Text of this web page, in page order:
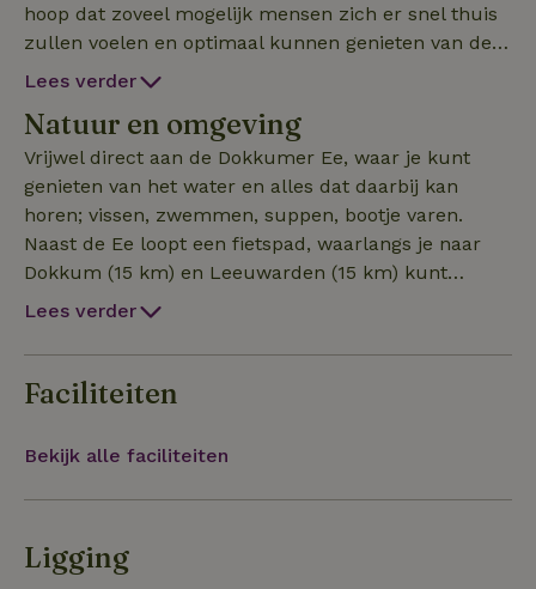
hoop dat zoveel mogelijk mensen zich er snel thuis
zullen voelen en optimaal kunnen genieten van de
rust die deze plaats biedt. Indeling De keuken is van
koelkast voorzien van een klein vriesvak, een
combioven (met magnetronfunctie) en een
vaatwasser. Voor het slapen (op de bovenverdieping)
is gekozen voor 2 eenpersoons bedden, die
desgewenst aan elkaar geschoven kunnen worden.
De badkamer is voorzien van een toilet, wastafel en
een douchecabine. Parkeren Parkeren kan op de
appartement met de mogelijkheid tot het opladen
van een elektrische auto (normale 230 volt
Lees verder
Natuur en omgeving
Vrijwel direct aan de Dokkumer Ee, waar je kunt
genieten van het water en alles dat daarbij kan
horen; vissen, zwemmen, suppen, bootje varen.
Naast de Ee loopt een fietspad, waarlangs je naar
Dokkum (15 km) en Leeuwarden (15 km) kunt
fietsen of wandelen. Ook zijn het Waddengebied en
Lees verder
Faciliteiten
Bekijk alle faciliteiten
Ligging